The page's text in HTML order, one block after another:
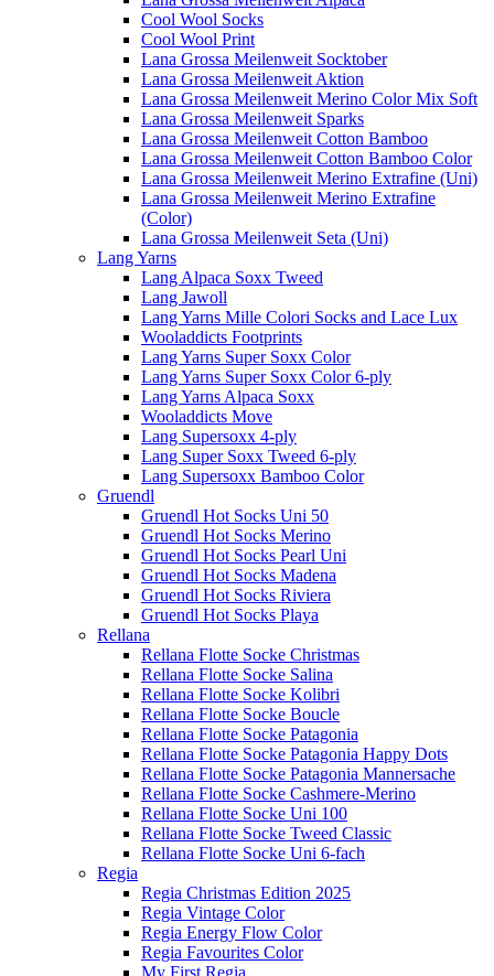
Cool Wool Socks
Cool Wool Print
Lana Grossa Meilenweit Socktober
Lana Grossa Meilenweit Aktion
Lana Grossa Meilenweit Merino Color Mix Soft
Lana Grossa Meilenweit Sparks
Lana Grossa Meilenweit Cotton Bamboo
Lana Grossa Meilenweit Cotton Bamboo Color
Lana Grossa Meilenweit Merino Extrafine (Uni)
Lana Grossa Meilenweit Merino Extrafine
(Color)
Lana Grossa Meilenweit Seta (Uni)
Lang Yarns
Lang Alpaca Soxx Tweed
Lang Jawoll
Lang Yarns Mille Colori Socks and Lace Lux
Wooladdicts Footprints
Lang Yarns Super Soxx Color
Lang Yarns Super Soxx Color 6-ply
Lang Yarns Alpaca Soxx
Wooladdicts Move
Lang Supersoxx 4-ply
Lang Super Soxx Tweed 6-ply
Lang Supersoxx Bamboo Color
Gruendl
Gruendl Hot Socks Uni 50
Gruendl Hot Socks Merino
Gruendl Hot Socks Pearl Uni
Gruendl Hot Socks Madena
Gruendl Hot Socks Riviera
Gruendl Hot Socks Playa
Rellana
Rellana Flotte Socke Christmas
Rellana Flotte Socke Salina
Rellana Flotte Socke Kolibri
Rellana Flotte Socke Boucle
Rellana Flotte Socke Patagonia
Rellana Flotte Socke Patagonia Happy Dots
Rellana Flotte Socke Patagonia Mannersache
Rellana Flotte Socke Cashmere-Merino
Rellana Flotte Socke Uni 100
Rellana Flotte Socke Tweed Classic
Rellana Flotte Socke Uni 6-fach
Regia
Regia Christmas Edition 2025
Regia Vintage Color
Regia Energy Flow Color
Regia Favourites Color
My First Regia